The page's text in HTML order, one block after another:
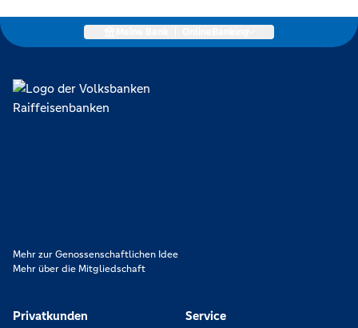
Mehr zur Genossenschaftlichen Idee
Mehr über die Mitgliedschaft
Privatkunden Service